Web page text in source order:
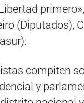
(Diputados),
compiten
y